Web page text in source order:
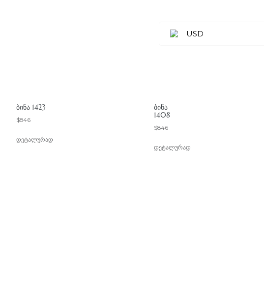
USD
ᲑᲘᲜᲐ 1423
$846
დეტალურად
ᲑᲘᲜᲐ
1408
$846
დეტალურად